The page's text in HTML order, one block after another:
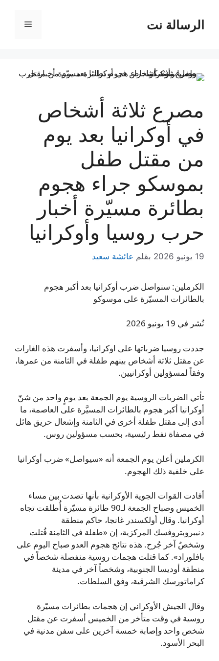
المحتوىالرسالة نت القائمة
مصرع ثلاثة أشخاص
في أوكرانيا بعد يوم
من مقتل طفل
بموسكو جراء هجوم
بطائرة مسيّرة أخبار
حرب روسيا وأوكرانيا
19 يونيو 2026 بقلم عائشة سعيد
الكرملين: سنواصل ضرب أوكرانيا بعد أكبر هجوم
بالطائرات المسيّرة على موسوكو
نُشر في 19 يونيو 2026
جددت روسيا ضرباتها على اوكرانيا، وأسفرت هذه الغارات
عن مقتل ثلاثة أشخاص بينهم طفلة في الثامنة من عمرها،
وفقاً لمسؤولين أوكرانيين.
تأتي الضربات الروسية يوم الجمعة بعد يومٍ واحد من شنّ
أوكرانيا أكبر هجوم بالطائرات المسيَّرة على العاصمة، ما
أدى إلى مقتل طفلة أخرى في الثامنة وإشعال حريق هائل
في مصفاة نفط رئيسية، بحسب مسؤولين روس.
الكرملين أعلن يوم الجمعة أنه «سيواصل» ضرب أوكرانيا
على خلفية ذلك الهجوم.
أفادت القوات الجوية الأوكرانية بأنها تصدت بين مساء
الخميس وصباح الجمعة لـ90 طائرة مسيّرة أُطلقت تجاه
أوكرانيا. وقال أولكسندر غانجا، حاكم منطقة
دنيبروبتروفسك المركزية، إن «طفلة في الثامنة قُتلت
وشخصٌ آخر جُرح. هذه نتائج هجوم العدو صباح اليوم على
بافلوراد». كما قتلت هجمات روسية منفصلة شخصاً في
منطقة أوديسا الجنوبية، وشخصاً آخر في مدينة
كراماتورسك الشرقية، وفق السلطات.
وقال الجيش الأوكراني إن هجمات بطائرات مسيّرة
روسية في وقت متأخر من الخميس أسفرت عن مقتل
شخص واحد وإصابة خمسة آخرين على سفن مدنية في
البحر الأسود.